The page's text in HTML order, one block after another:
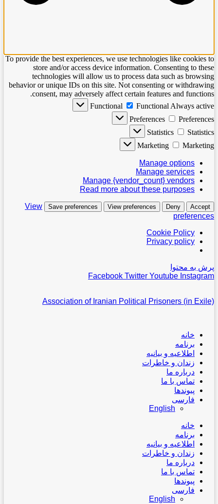
To provide the best experiences, we use technologies like cookies to
store and/or access device information. Consenting to these
technologies will allow us to process data such as browsing
behavior or unique IDs on this site. Not consenting or withdrawing
consent, may adversely affect certain features and functions.
Functional
Functional Always active
Preferences
Preferences
Statistics
Statistics
Marketing
Marketing
Manage options
Manage services
Manage {vendor_count} vendors
Read more about these purposes
Accept
Deny
View preferences
Save preferences
View
preferences
Cookie Policy
Privacy policy
پرش به محتوا
Facebook Twitter Youtube Instagram
Association of Iranian Political Prisoners (in Exile)
خانه
برنامه
اطلاعیه و بیانیه
زندان و خاطرات
درباره ما
تماس با ما
پیوندها
فارسی
English
خانه
برنامه
اطلاعیه و بیانیه
زندان و خاطرات
درباره ما
تماس با ما
پیوندها
فارسی
English